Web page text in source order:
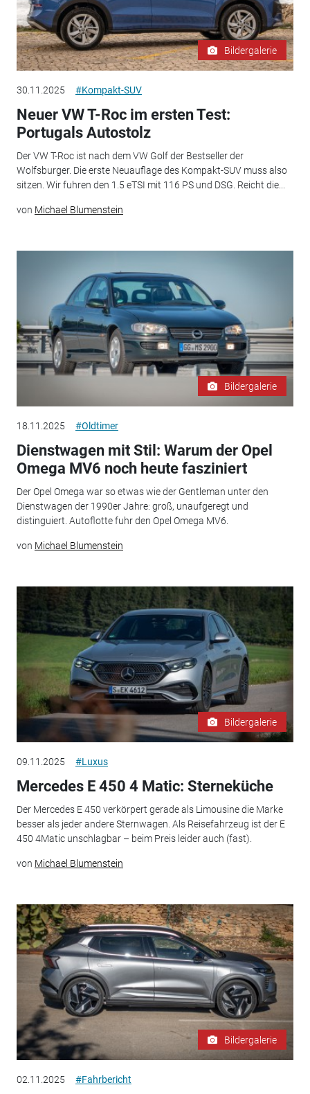
Bildergalerie
30.11.2025 #Kompakt-SUV
Neuer VW T-Roc im ersten Test:
Portugals Autostolz
Der VW T-Roc ist nach dem VW Golf der Bestseller der
Wolfsburger. Die erste Neuauflage des Kompakt-SUV muss also
sitzen. Wir fuhren den 1.5 eTSI mit 116 PS und DSG. Reicht die...
von Michael Blumenstein
Bildergalerie
18.11.2025 #Oldtimer
Dienstwagen mit Stil: Warum der Opel
Omega MV6 noch heute fasziniert
Der Opel Omega war so etwas wie der Gentleman unter den
Dienstwagen der 1990er Jahre: groß, unaufgeregt und
distinguiert. Autoflotte fuhr den Opel Omega MV6.
von Michael Blumenstein
Bildergalerie
09.11.2025 #Luxus
Mercedes E 450 4 Matic: Sterneküche
Der Mercedes E 450 verkörpert gerade als Limousine die Marke
besser als jeder andere Sternwagen. Als Reisefahrzeug ist der E
450 4Matic unschlagbar – beim Preis leider auch (fast).
von Michael Blumenstein
Bildergalerie
02.11.2025 #Fahrbericht